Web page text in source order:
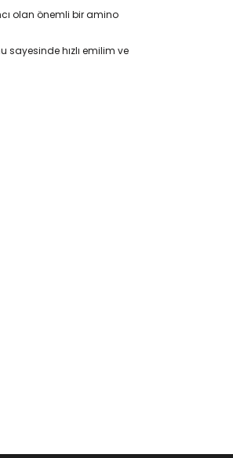
olan önemli bir amino
sayesinde hızlı emilim ve